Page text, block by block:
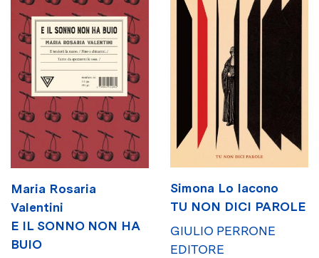
Maria Rosaria
Valentini
E IL SONNO NON HA
BUIO
Simona Lo Iacono
TU NON DICI PAROLE
GIULIO PERRONE
EDITORE